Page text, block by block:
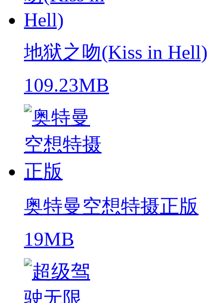
地狱之吻(Kiss in Hell)
109.23MB
奥特曼空想特摄正版
19MB